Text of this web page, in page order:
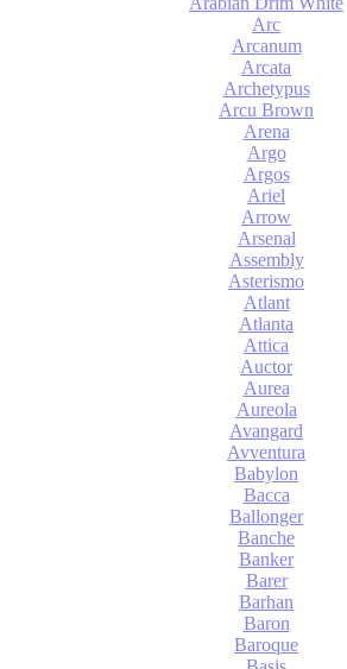
Arc
Arcanum
Arcata
Archetypus
Arcu Brown
Arena
Argo
Argos
Ariel
Arrow
Arsenal
Assembly
Asterismo
Atlant
Atlanta
Attica
Auctor
Aurea
Aureola
Avangard
Avventura
Babylon
Bacca
Ballonger
Banche
Banker
Barer
Barhan
Baron
Baroque